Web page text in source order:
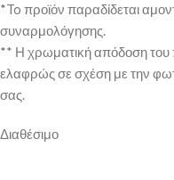
*To προϊόν παραδίδεται
συναρμολόγησης.
** Η χρωματική απόδοση του
ελαφρώς σε σχέση με την
σας.
Διαθέσιμο